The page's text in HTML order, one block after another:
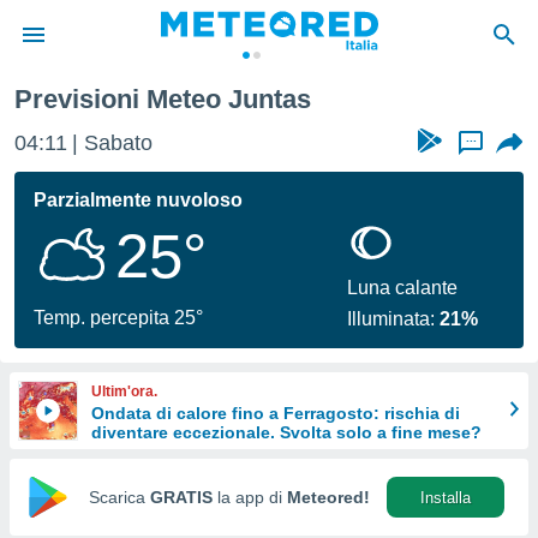
di
per
le
di
Web
Previsioni Meteo Juntas
04:11 Sabato ...
Parzialmente nuvoloso
25°
Temp. percepita 25°
Luna calante
Illuminata:21%
Ultim'ora.
Ondata di calore fino a Ferragosto: rischia di
diventare eccezionale. Svolta solo a fine mese?
Scarica GRATIS la app di Meteored! Installa